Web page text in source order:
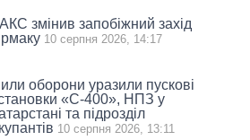
змінив запобіжний захід
10 серпня 2026, 14:17
оборони уразили пускові
«С-400», НПЗ у
та підрозділ
10 серпня 2026, 13:11